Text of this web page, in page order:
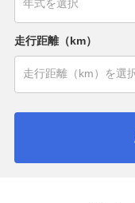
走行距離（km）